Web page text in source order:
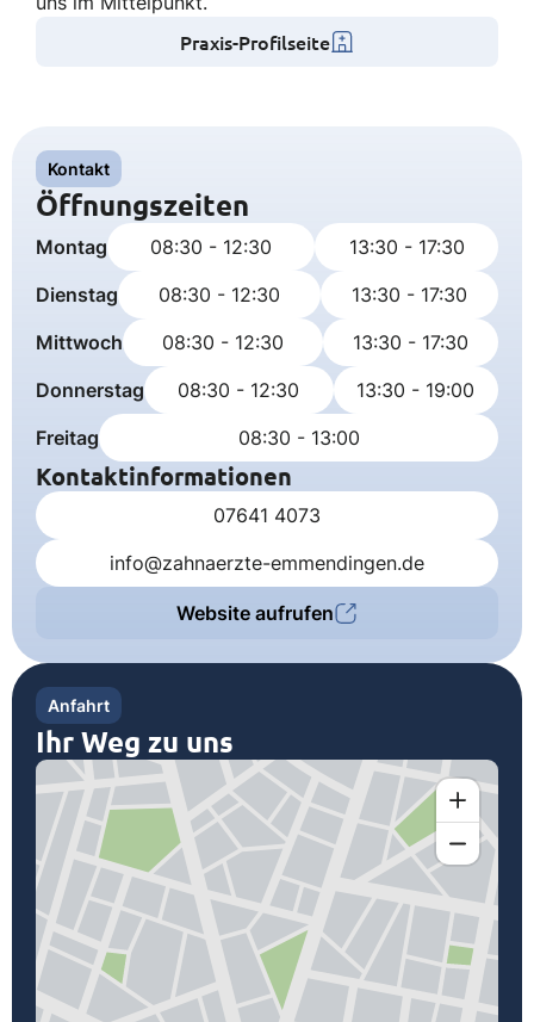
Praxis-Profilseite
Kontakt
Öffnungszeiten
Montag 08:30 - 12:30
13:30 - 17:30
Dienstag
08:30 - 12:30
13:30 - 17:30
Mittwoch
08:30 - 12:30
13:30 - 17:30
Donnerstag
08:30 - 12:30
13:30 - 19:00
Freitag
08:30 - 13:00
Kontaktinformationen
07641 4073
info@zahnaerzte-emmendingen.de
Website aufrufen
Anfahrt
Ihr Weg zu uns